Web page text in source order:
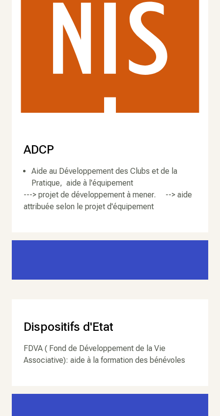
ADCP
Aide au Développement des Clubs et de la
Pratique, aide à l'équipement
---> projet de développement à mener. --> aide
attribuée selon le projet d'équipement
Dispositifs d'Etat
FDVA ( Fond de Développement de la Vie
Associative): aide à la formation des bénévoles